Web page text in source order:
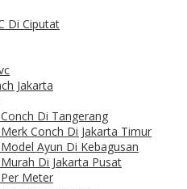
Di Ciputat
Jakarta
Di Tangerang
Conch Di Jakarta Timur
Ayun Di Kebagusan
Di Jakarta Pusat
Per Meter